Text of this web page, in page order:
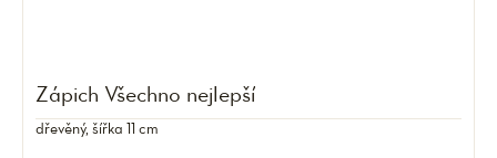
Zápich Všechno nejlepší
dřevěný, šířka 11 cm